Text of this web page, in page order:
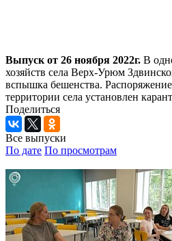
Выпуск от 26 ноября 2022г. В
хозяйств села Верх-Урюм
вспышка бешенства.
территории села установлен
Поделиться
Все выпуски
По дате По просмотрам